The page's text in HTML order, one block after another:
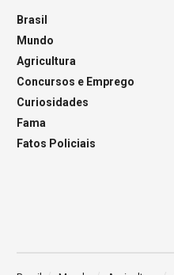
Brasil
Mundo
Agricultura
Concursos e Emprego
Curiosidades
Fama
Fatos Policiais